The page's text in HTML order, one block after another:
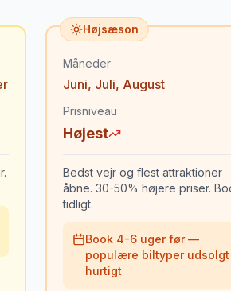
Højsæson
Måneder
Juni, Juli, August
Prisniveau
Højest
Bedst vejr og flest attraktioner
åbne. 30-50% højere priser.
tidligt.
Book 4-6 uger før —
populære biltyper udsolgt
hurtigt